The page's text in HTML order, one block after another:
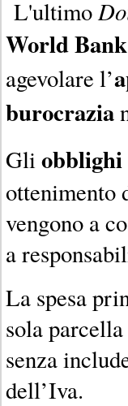
L'ultimo
World
agevolare l’
burocrazia
Gli
ottenimento
vengono a
a
La spesa
sola
senza
dell’Iva.